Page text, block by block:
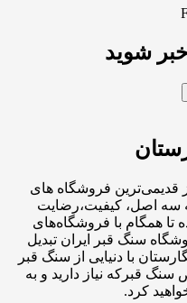
شوید
قدیمی‌ترین فروشگاه های
به سه اصل، کیفیت،رضایت
همگام با فروشگاه‌های
سنگ قبر ایران تبدیل
با دنیایی از سنگ قبر
قبرکه نیاز دارید و به
کرد.